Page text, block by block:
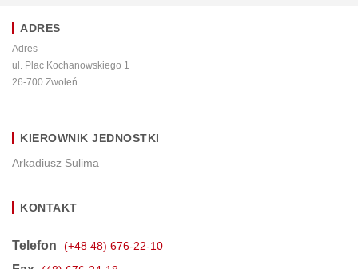
ADRES
Adres
ul. Plac Kochanowskiego 1
26-700 Zwoleń
KIEROWNIK JEDNOSTKI
Arkadiusz Sulima
KONTAKT
Telefon (+48 48) 676-22-10